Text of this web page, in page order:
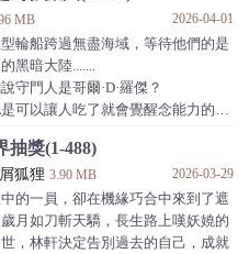
雷的食鐵獸，長出九條尾巴的雜
會呼風喚雨？"
在追著那雜役弟子要飯！"
鴉為何能口吐劍意？"
血脈
MB 2026-04-01
輪船跨過無盡海域，等待他們的是
黑暗大陸.......
門人是哥爾·D·羅傑？
以讓人吃了就會覺醒念能力的紫
是凱多老師？瓦斯霧狀生命體埃
是大媽？
指槍實際是“發”？紙繪原來
”啊？！
抽獎(1-488)
狐狸 3.90 MB 2026-03-29
的一員，卻在機緣巧合中來到了遮
月如刀斬天驕，長生路上嘆妖嬈的
，林軒決定告別過去的自己，成就